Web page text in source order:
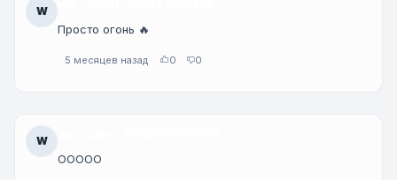
W
Просто огонь 🔥
5 месяцев назад 0 0
W
ООООО